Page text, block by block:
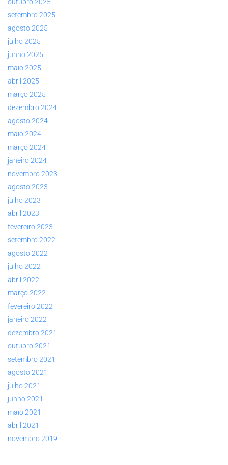
setembro 2025
agosto 2025
julho 2025
junho 2025
maio 2025
abril 2025
março 2025
dezembro 2024
agosto 2024
maio 2024
março 2024
janeiro 2024
novembro 2023
agosto 2023
julho 2023
abril 2023
fevereiro 2023
setembro 2022
agosto 2022
julho 2022
abril 2022
março 2022
fevereiro 2022
janeiro 2022
dezembro 2021
outubro 2021
setembro 2021
agosto 2021
julho 2021
junho 2021
maio 2021
abril 2021
novembro 2019